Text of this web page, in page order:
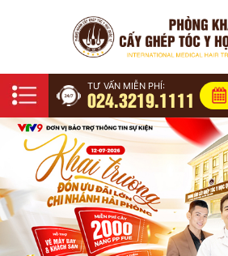
TƯ VẤN MIỄN PHÍ:
024.3219.1111